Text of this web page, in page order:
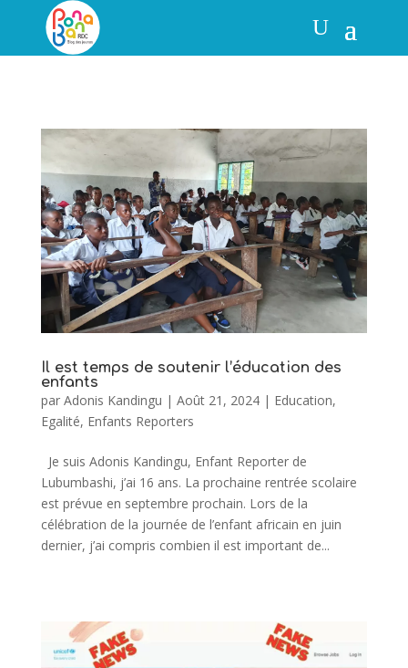
Il est temps de soutenir l’éducation des
enfants
par Adonis Kandingu | Août 21, 2024| Education,
Egalité, Enfants Reporters
Je suis Adonis Kandingu, Enfant Reporter de
Lubumbashi, j’ai 16 ans. La prochaine rentrée scolaire
est prévue en septembre prochain. Lors de la
célébration de la journée de l’enfant africain en juin
dernier, j’ai compris combien il est important de...